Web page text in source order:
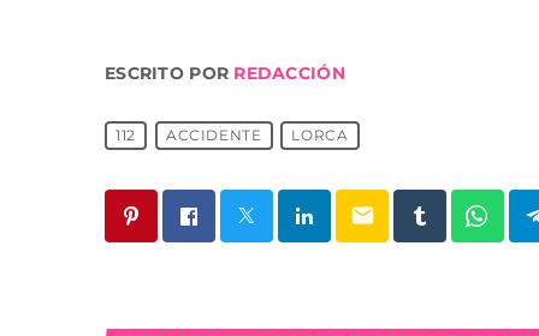
ESCRITO POR REDACCIÓN
112 ACCIDENTE LORCA
email